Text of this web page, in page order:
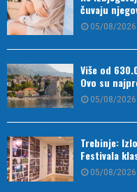
čuvaju
05/08/2026
Više od
Ovo su
05/08/2026
Trebinje:
Festivala
05/08/2026